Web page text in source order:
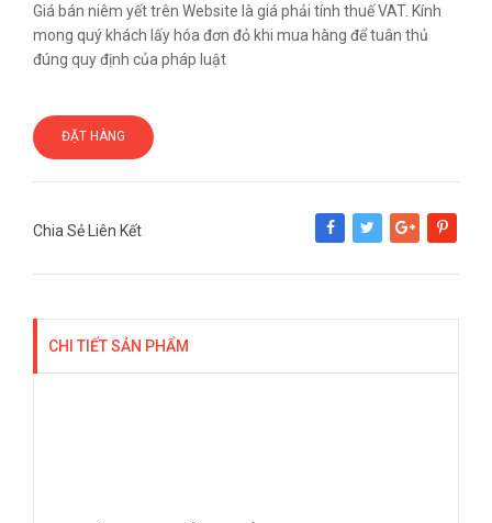
Giá bán niêm yết trên Website là giá phải tính thuế VAT. Kính
mong quý khách lấy hóa đơn đỏ khi mua hàng để tuân thủ
đúng quy định của pháp luật
ĐẶT HÀNG
Chia Sẻ Liên Kết
Share Tweet Google+Pinterest
CHI TIẾT SẢN PHẨM